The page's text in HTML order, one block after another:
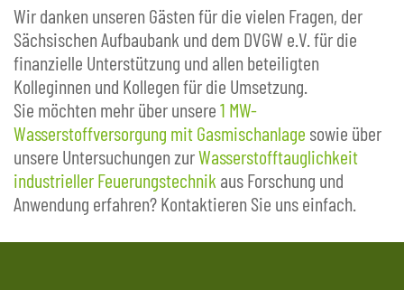
Wir danken unseren Gästen für die vielen Fragen, der
Sächsischen Aufbaubank und dem DVGW e.V. für die
finanzielle Unterstützung und allen beteiligten
Kolleginnen und Kollegen für die Umsetzung.
Sie möchten mehr über unsere1 MW-
Wasserstoffversorgung mit Gasmischanlage sowie über
unsere Untersuchungen zurWasserstofftauglichkeit
industrieller Feuerungstechnik aus Forschung und
Anwendung erfahren? Kontaktieren Sie uns einfach.